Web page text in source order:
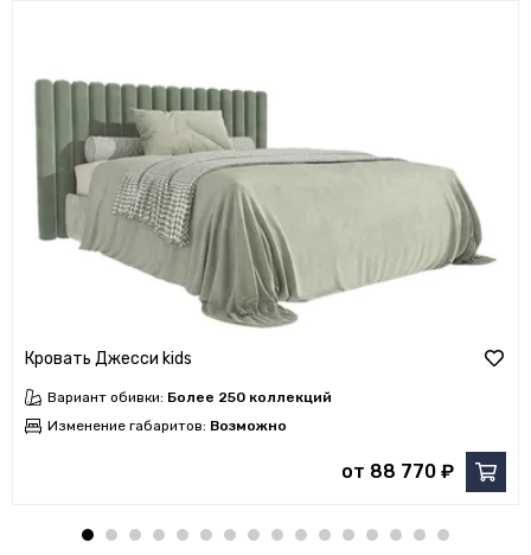
Кровать Джесси kids
Вариант обивки: Более 250 коллекций
Изменение габаритов: Возможно
от 88 770 ₽